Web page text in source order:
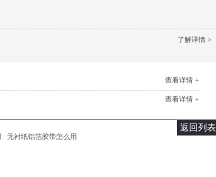
了解详情 >
查看详情 +
查看详情 +
返回列表
无衬纸铝箔胶带怎么用